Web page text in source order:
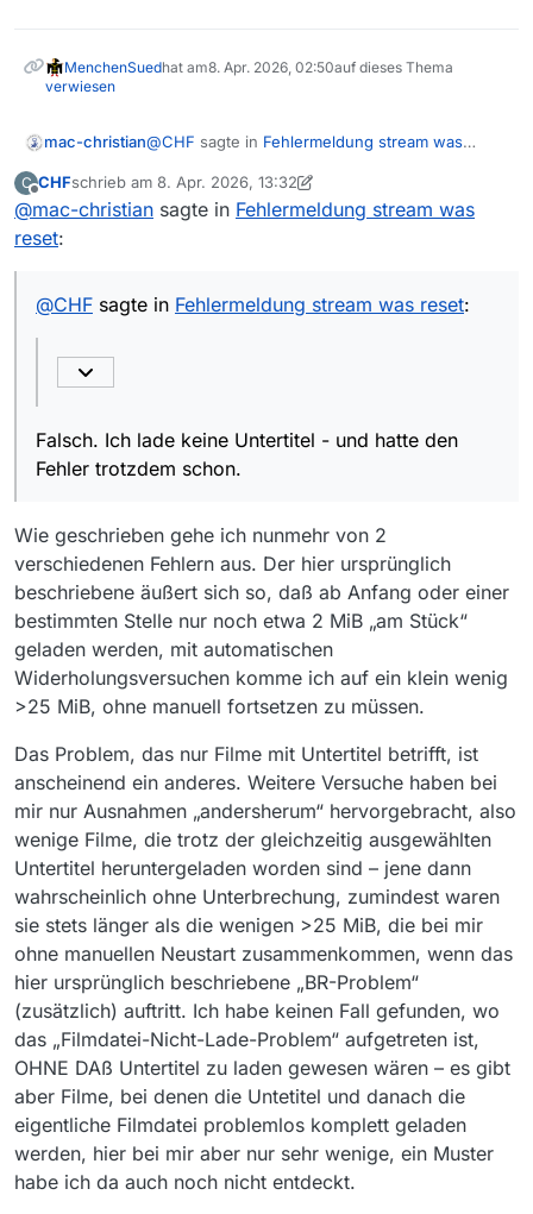
MenchenSuedhat am8. Apr. 2026, 02:50auf dieses Thema
verwiesen
mac-christian@CHF sagte in Fehlermeldung stream was
Es geschieht nicht bei allen Filmen,
C CHFschrieb am 8. Apr. 2026, 13:32
zuletzt editiert von CHF4. Aug. 2026, 15:49
@mac-christian sagte in Fehlermeldung stream was
reset:
@CHF sagte in Fehlermeldung stream was reset:
Falsch. Ich lade keine Untertitel - und hatte den
Fehler trotzdem schon.
Wie geschrieben gehe ich nunmehr von 2
verschiedenen Fehlern aus. Der hier ursprünglich
beschriebene äußert sich so, daß ab Anfang oder einer
bestimmten Stelle nur noch etwa 2 MiB „am Stück“
geladen werden, mit automatischen
Widerholungsversuchen komme ich auf ein klein wenig
>25 MiB, ohne manuell fortsetzen zu müssen.
Das Problem, das nur Filme mit Untertitel betrifft, ist
anscheinend ein anderes. Weitere Versuche haben bei
mir nur Ausnahmen „andersherum“ hervorgebracht, also
wenige Filme, die trotz der gleichzeitig ausgewählten
Untertitel heruntergeladen worden sind – jene dann
wahrscheinlich ohne Unterbrechung, zumindest waren
sie stets länger als die wenigen >25 MiB, die bei mir
ohne manuellen Neustart zusammenkommen, wenn das
hier ursprünglich beschriebene „BR-Problem“
(zusätzlich) auftritt. Ich habe keinen Fall gefunden, wo
das „Filmdatei-Nicht-Lade-Problem“ aufgetreten ist,
OHNE DAß Untertitel zu laden gewesen wären – es gibt
aber Filme, bei denen die Untetitel und danach die
eigentliche Filmdatei problemlos komplett geladen
werden, hier bei mir aber nur sehr wenige, ein Muster
habe ich da auch noch nicht entdeckt.